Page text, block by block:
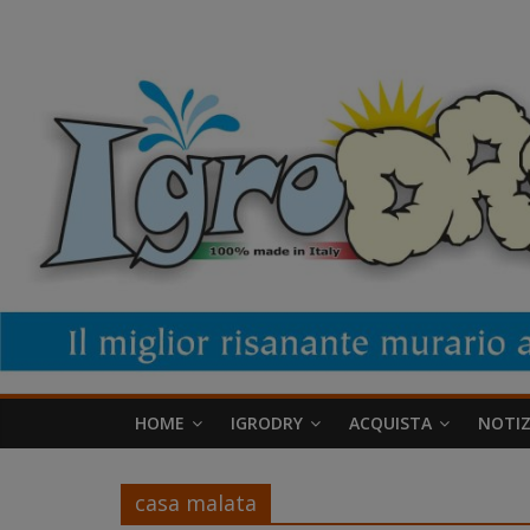
miglior
risanante
per
muri
umidi
attualmente
commercio
HOME IGRODRY ACQUISTA
casa malata